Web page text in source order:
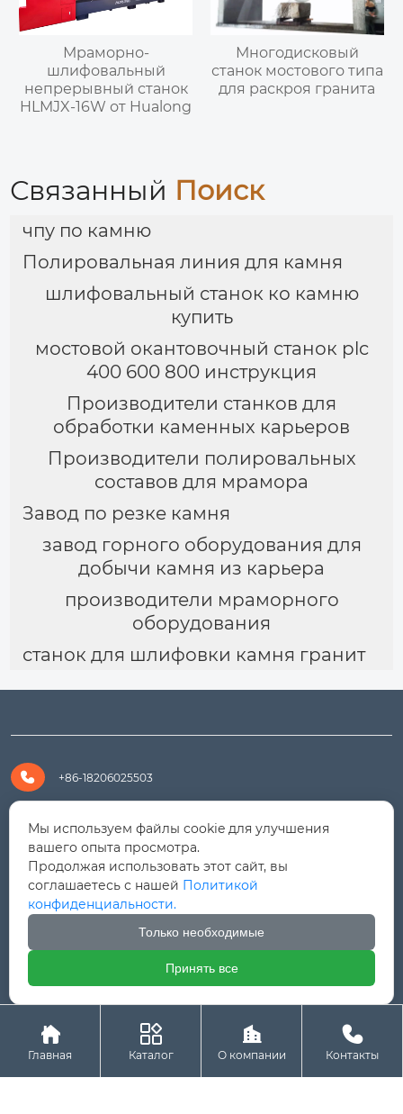
Мраморно-
шлифовальный
непрерывный станок
HLMJX-16W от Hualong
Многодисковый
станок мостового типа
для раскроя гранита
Связанный Поиск
чпу по камню
Полировальная линия для камня
шлифовальный станок ко камню
купить
мостовой окантовочный станок plc
400 600 800 инструкция
Производители станков для
обработки каменных карьеров
Производители полировальных
составов для мрамора
Завод по резке камня
завод горного оборудования для
добычи камня из карьера
производители мраморного
оборудования
станок для шлифовки камня гранит
 +86-18206025503
 +8618206025503
 yanali@hualongm.com

351144, Китай, пров.Фуцзянь, г. Путянь, район Личэн,
промышленная зона Хуанши

Авторское право © ООО "Fujian Province HuaLong

Главная

Каталог

О компании

Контакты
Мы используем файлы cookie для улучшения
вашего опыта просмотра.
Продолжая использовать этот сайт, вы
соглашаетесь с нашей Политикой
конфиденциальности.
Только необходимые
Принять все